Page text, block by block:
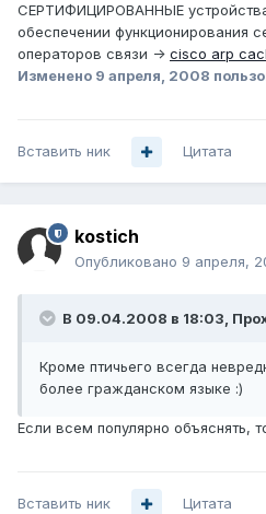
СЕРТИФИЦИРОВАННЫЕ
обеспечении функционирования
операторов связи -> cisco arp
Изменено 9 апреля, 2008
Вставить ник Цитата
kostich
Опубликовано 9 апреля,
В 09.04.2008 в 18:03,
Кроме птичьего всегда
более гражданском языке :)
Если всем популярно объяснять,
Вставить ник Цитата